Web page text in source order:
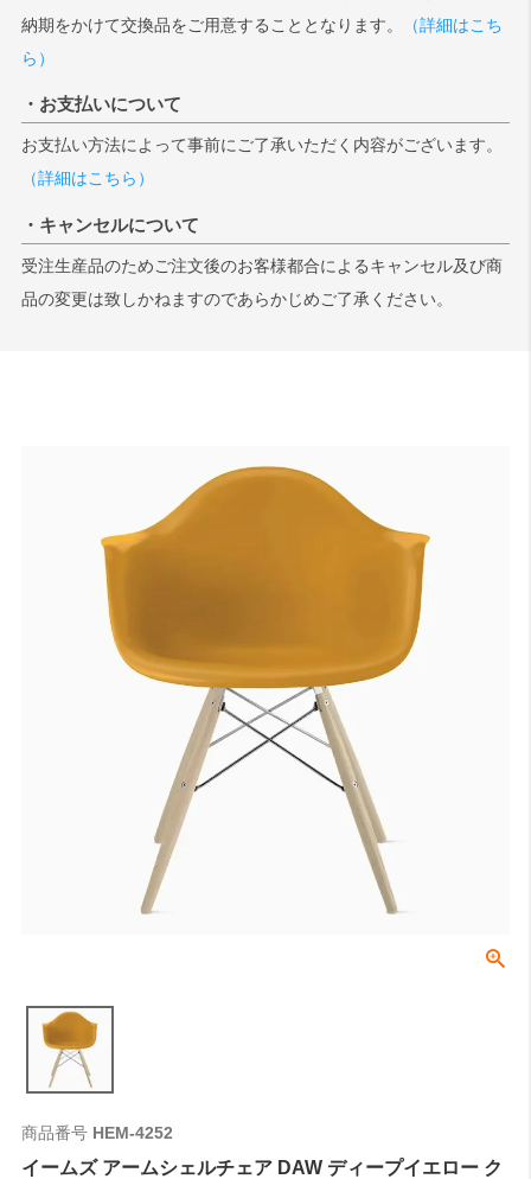
納期をかけて交換品をご用意することとなります。
（詳細はこち
ら）
・お支払いについて
お支払い方法によって事前にご了承いただく内容がございます。
（詳細はこちら）
・キャンセルについて
受注生産品のためご注文後のお客様都合によるキャンセル及び商
品の変更は致しかねますのであらかじめご了承ください。
商品番号 HEM-4252
イームズ アームシェルチェア DAW ディープイエロー ク